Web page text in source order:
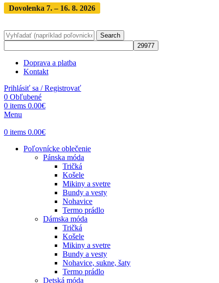
Dovolenka 7. – 16. 8. 2026
Search
Doprava a platba
Kontakt
Prihlásiť sa / Registrovať
0 Obľubené
0 items 0.00€
Menu
0 items 0.00€
Poľovnícke oblečenie
Pánska móda
Tričká
Košele
Mikiny a svetre
Bundy a vesty
Nohavice
Termo prádlo
Dámska móda
Tričká
Košele
Mikiny a svetre
Bundy a vesty
Nohavice, sukne, šaty
Termo prádlo
Detská móda